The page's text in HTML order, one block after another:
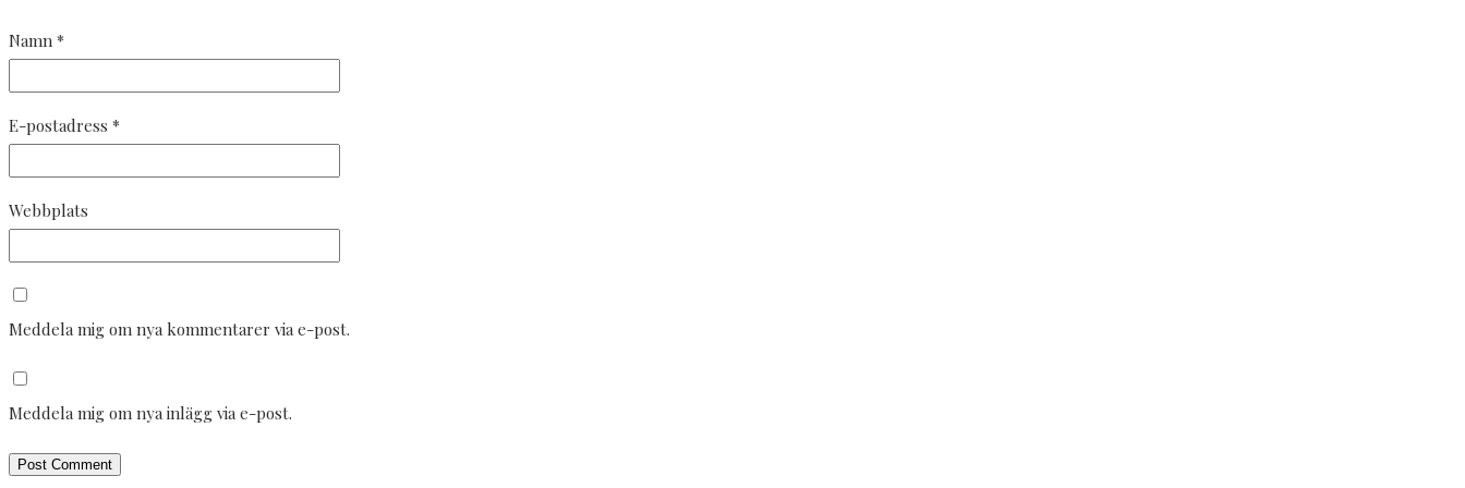
Namn *
E-postadress *
Webbplats
Meddela mig om nya kommentarer via e-post.
Meddela mig om nya inlägg via e-post.